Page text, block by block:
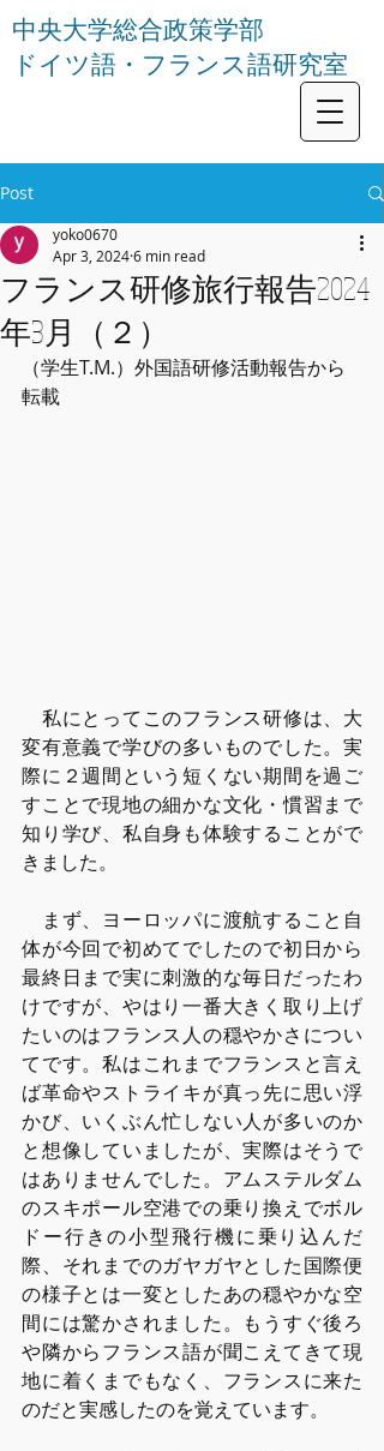
中央大学総合政策学部
ドイツ語・フランス語研究室
Post
フランス研修旅行報告2024
年3月（２）
yoko0670
Apr 3, 20246 min read
（学生T.M.）外国語研修活動報告から
転載
私にとってこのフランス研修は、大
変有意義で学びの多いものでした。実
際に２週間という短くない期間を過ご
すことで現地の細かな文化・慣習まで
知り学び、私自身も体験することがで
きました。
まず、ヨーロッパに渡航すること自
体が今回で初めてでしたので初日から
最終日まで実に刺激的な毎日だったわ
けですが、やはり一番大きく取り上げ
たいのはフランス人の穏やかさについ
てです。私はこれまでフランスと言え
ば革命やストライキが真っ先に思い浮
かび、いくぶん忙しない人が多いのか
と想像していましたが、実際はそうで
はありませんでした。アムステルダム
のスキポール空港での乗り換えでボル
ドー行きの小型飛行機に乗り込んだ
際、それまでのガヤガヤとした国際便
の様子とは一変としたあの穏やかな空
間には驚かされました。もうすぐ後ろ
や隣からフランス語が聞こえてきて現
地に着くまでもなく、フランスに来た
のだと実感したのを覚えています。